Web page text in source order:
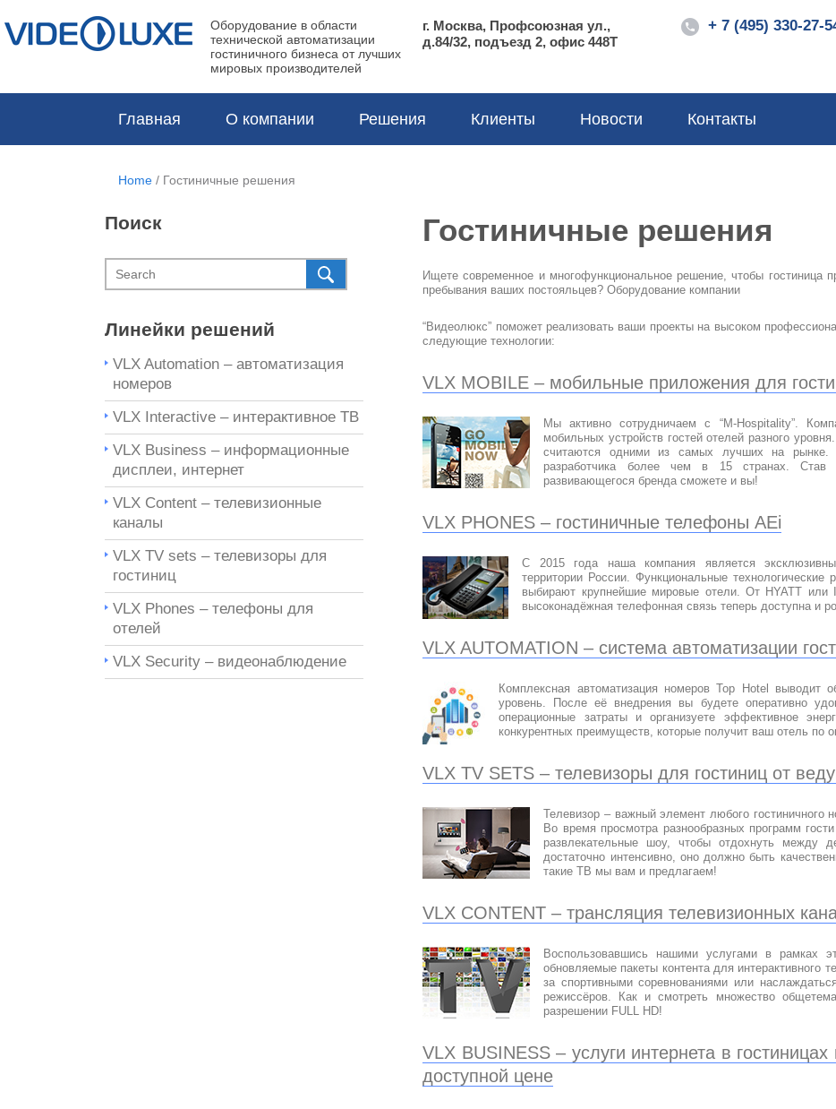
Оборудование в области
технической автоматизации
гостиничного бизнеса от лучших
мировых производителей
г. Москва, Профсоюзная ул.,
д.84/32, подъезд 2, офис 448Т
+ 7 (495) 330-27-
Главная О компании Решения Клиенты Новости Контакты
Home / Гостиничные решения
Гостиничные решения
Ищете современное и многофункциональное решение, чтобы гостиница
пребывания ваших постояльцев? Оборудование компании
“Видеолюкс” поможет реализовать ваши проекты на высоком
следующие технологии:
VLX MOBILE – мобильные приложения для
Мы активно сотрудничаем с “M-Hospitality”.
мобильных устройств гостей отелей разного
считаются одними из самых лучших на рынке.
разработчика более чем в 15 странах.
развивающегося бренда сможете и вы!
VLX PHONES – гостиничные телефоны AEi
С 2015 года наша компания является
территории России. Функциональные
выбирают крупнейшие мировые отели. От HYATT
высоконадёжная телефонная связь теперь доступна и
VLX AUTOMATION – система автоматизации
Комплексная автоматизация номеров Top Hotel выводит
уровень. После её внедрения вы будете оперативно
операционные затраты и организуете эффективное
конкурентных преимуществ, которые получит ваш отель по
VLX TV SETS – телевизоры для гостиниц от
Телевизор – важный элемент любого гостиничного
Во время просмотра разнообразных программ
развлекательные шоу, чтобы отдохнуть между
достаточно интенсивно, оно должно быть
такие ТВ мы вам и предлагаем!
VLX CONTENT – трансляция телевизионных
Воспользовавшись нашими услугами в рамках
обновляемые пакеты контента для интерактивного
за спортивными соревнованиями или
режиссёров. Как и смотреть множество
разрешении FULL HD!
VLX BUSINESS – услуги интернета в
доступной цене
Поиск
Линейки решений
VLX Automation – автоматизация
номеров
VLX Interactive – интерактивное ТВ
VLX Business – информационные
дисплеи, интернет
VLX Content – телевизионные
каналы
VLX TV sets – телевизоры для
гостиниц
VLX Phones – телефоны для
отелей
VLX Security – видеонаблюдение